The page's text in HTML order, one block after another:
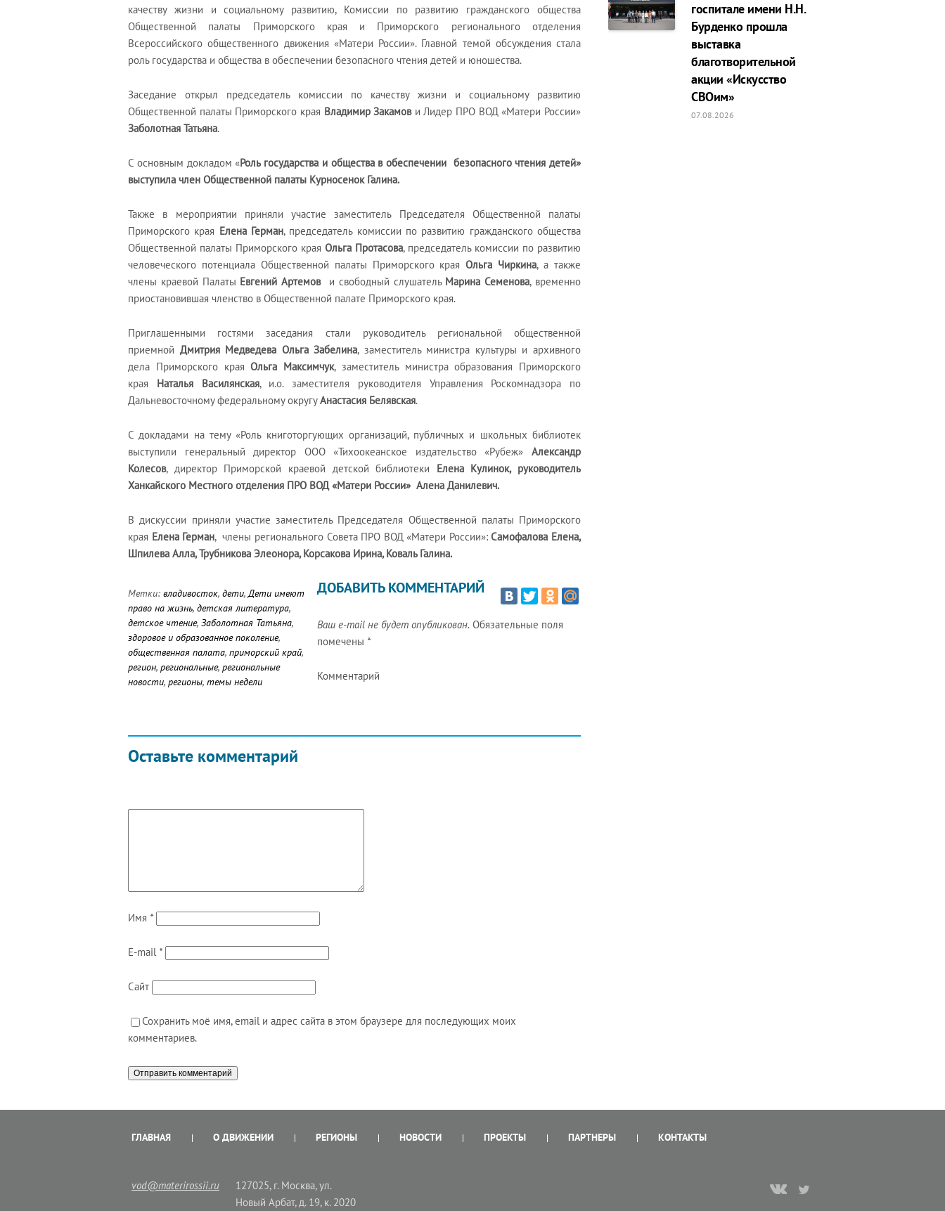
качеству жизни и социальному развитию, Комиссии по развитию гражданского общества
Общественной палаты Приморского края и Приморского регионального отделения
Всероссийского общественного движения «Матери России». Главной темой обсуждения стала
роль государства и общества в обеспечении безопасного чтения детей и юношества.
Заседание открыл председатель комиссии по качеству жизни и социальному развитию
Общественной палаты Приморского края Владимир Закамови Лидер ПРО ВОД «Матери России»
Заболотная Татьяна.
С основным докладом «Роль государства и общества в обеспечении безопасного чтения детей»
выступила член Общественной палаты Курносенок Галина.
Также в мероприятии приняли участие заместитель Председателя Общественной палаты
Приморского края Елена Герман, председатель комиссии по развитию гражданского общества
Общественной палаты Приморского края Ольга Протасова, председатель комиссии по развитию
человеческого потенциала Общественной палаты Приморского краяОльга Чиркина, а также
члены краевой Палаты Евгений Артемови свободный слушатель Марина Семенова, временно
приостановившая членство в Общественной палате Приморского края.
Приглашенными гостями заседания стали руководитель региональной общественной
приемной Дмитрия Медведева Ольга Забелина, заместитель министра культуры и архивного
дела Приморского краяОльга Максимчук, заместитель министра образования Приморского
края Наталья Василянская, и.о. заместителя руководителя Управления Роскомнадзора по
Дальневосточному федеральному округуАнастасия Белявская.
С докладами на тему «Роль книготоргующих организаций, публичных и школьных библиотек
выступили генеральный директор ООО «Тихоокеанское издательство «Рубеж» Александр
Колесов, директор Приморской краевой детской библиотеки Елена Кулинок, руководитель
Ханкайского Местного отделения ПРО ВОД «Матери России» Алена Данилевич.
В дискуссии приняли участие заместитель Председателя Общественной палаты Приморского
края Елена Герман, члены регионального Совета ПРО ВОД «Матери России»: Самофалова Елена,
Шпилева Алла, Трубникова Элеонора, Корсакова Ирина, Коваль Галина.
Метки: владивосток, дети,Дети имеют
право на жизнь, детская литература,
детское чтение, Заболотная Татьяна,
здоровое и образованное поколение,
общественная палата, приморский край,
регион, региональные, региональные
новости, регионы, темы недели
Оставьте комментарий
ДОБАВИТЬ КОММЕНТАРИЙ
Ваш e-mail не будет опубликован. Обязательные поля
помечены *
Комментарий
Имя *
E-mail *
Сайт
Сохранить моё имя, email и адрес сайта в этом браузере для последующих моих
комментариев.
госпитале имени Н.Н.
Бурденко прошла
выставка
благотворительной
акции «Искусство
СВОим»
07.08.2026
ГЛАВНАЯ О ДВИЖЕНИИ РЕГИОНЫ НОВОСТИ ПРОЕКТЫ ПАРТНЕРЫ КОНТАКТЫ
vod@materirossii.ru
127025, г. Москва, ул.
Новый Арбат, д. 19, к. 2020